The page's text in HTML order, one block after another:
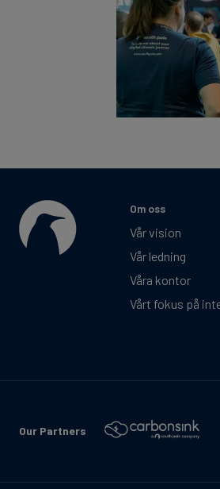
Om oss
Vår vision
Vår ledning
Våra kontor
Vårt fokus på
Our Partners